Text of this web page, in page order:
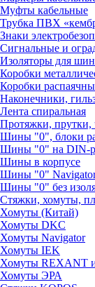
Муфты кабельные
Трубка ПВХ
Знаки
Сигнальные и
Изоляторы для
Коробки
Коробки
Наконечники,
Лента спиральная
Протяжки, прутки,
Шины "0", блоки
Шины "0" на DIN-
Шины в корпусе
Шины "0"
Шины "0" без
Стяжки, хомуты,
Хомуты (Китай)
Хомуты DKC
Хомуты Navigator
Хомуты IEK
Хомуты REXANT
Хомуты ЭРА